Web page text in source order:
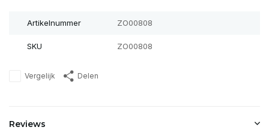
Artikelnummer ZO00808
SKU ZO00808
Vergelijk Delen
Reviews